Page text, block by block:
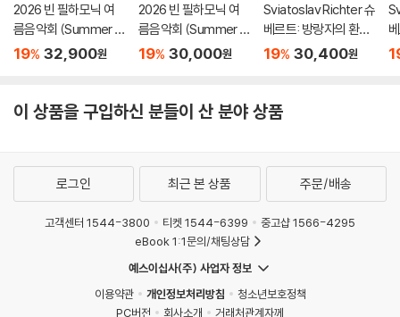
2026 빈 필하모닉 여
름음악회 (Summer Ni
ght Concert 2026)
19% 32,900원
2026 빈 필하모닉 여
름음악회 (Summer Ni
ght Concert 2026)
19% 30,000원
Sviatoslav Richter 슈
베르트: 방랑자의 환상
곡 (Schubert: Wand
19% 30,400원
'
이 상품을 구입하신 분들이 산 분야 상품
로그인 최근 본 상품 주문/배송
고객센터 1544-3800 티켓 1544-6399
중고샵 1566-4295
eBook 1:1문의/채팅상담
예스이십사(주) 사업자 정보
이용약관
개인정보처리방침
청소년보호정책
PC버전
회사소개 거래처관계자께